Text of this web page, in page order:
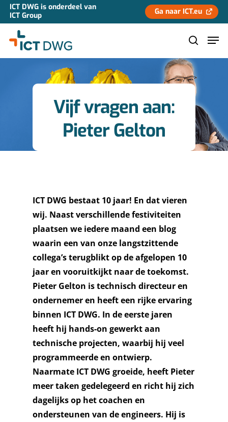
ICT DWG is onderdeel van
ICT Group
Ga naar ICT.eu
Hit enter to search or ESC to close
Vijf vragen aan:
Pieter Gelton
ICT DWG bestaat 10 jaar! En dat vieren
wij. Naast verschillende festiviteiten
plaatsen we iedere maand een blog
waarin een van onze langstzittende
collega’s terugblikt op de afgelopen 10
jaar en vooruitkijkt naar de toekomst.
Pieter Gelton is technisch directeur en
ondernemer en heeft een rijke ervaring
binnen ICT DWG. In de eerste jaren
heeft hij hands-on gewerkt aan
technische projecten, waarbij hij veel
programmeerde en ontwierp.
Naarmate ICT DWG groeide, heeft Pieter
meer taken gedelegeerd en richt hij zich
dagelijks op het coachen en
ondersteunen van de engineers. Hij is